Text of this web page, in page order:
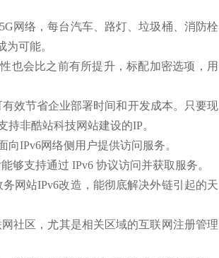
网络，每台汽车、路灯、垃圾桶、消防栓
可能。
也会比之前有所提升，标配加密选项，用
效节省企业部署时间和开发成本。只要现
非酷站科技网站建设的IP。
IPv6网络侧用户提供访问服务。
支持通过 IPv6 协议访问并获取服务。
网站IPv6改造，能彻底解决外链引起的天
区，尤其是相关区域的互联网注册管理